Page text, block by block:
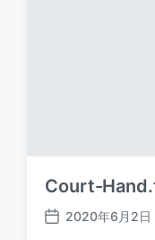
Court-
发
2020年6月2日